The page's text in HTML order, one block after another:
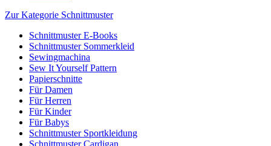
Zur Kategorie Schnittmuster
Schnittmuster E-Books
Schnittmuster Sommerkleid
Sewingmachina
Sew It Yourself Pattern
Papierschnitte
Für Damen
Für Herren
Für Kinder
Für Babys
Schnittmuster Sportkleidung
Schnittmuster Cardigan